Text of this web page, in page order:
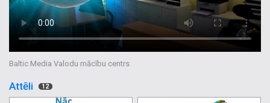
Baltic Media Valodu mācību centrs
Attēli 12